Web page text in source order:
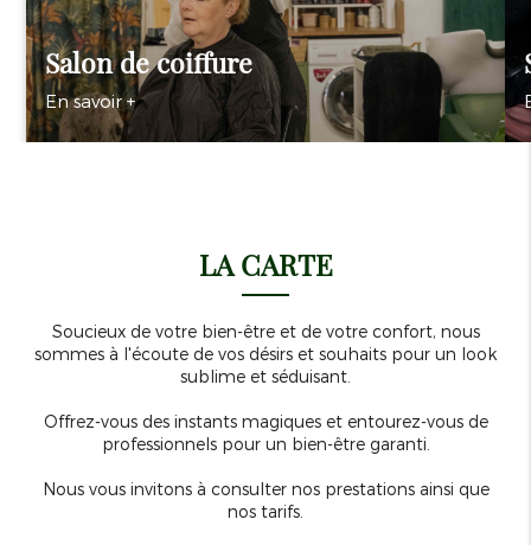
Salon de coiffure
En savoir +
LA CARTE
Soucieux de votre bien-être et de votre confort, nous
sommes à l'écoute de vos désirs et souhaits pour un look
sublime et séduisant.
Offrez-vous des instants magiques et entourez-vous de
professionnels pour un bien-être garanti.
Nous vous invitons à consulter nos prestations ainsi que
nos tarifs.